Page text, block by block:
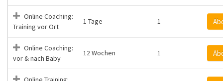
Online Coaching:
Training vor Ort
1 Tage 1
Online Coaching:
vor & nach Baby
12 Wochen 1